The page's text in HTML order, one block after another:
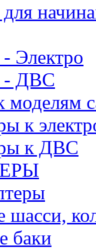
Электро
- ДВС
моделям
к
к ДВС
шасси,
баки